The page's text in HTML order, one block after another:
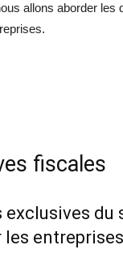
allons aborder les
fiscales
du
les